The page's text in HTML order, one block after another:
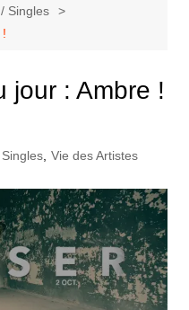
Singles
jour : Ambre !
, Vie des Artistes